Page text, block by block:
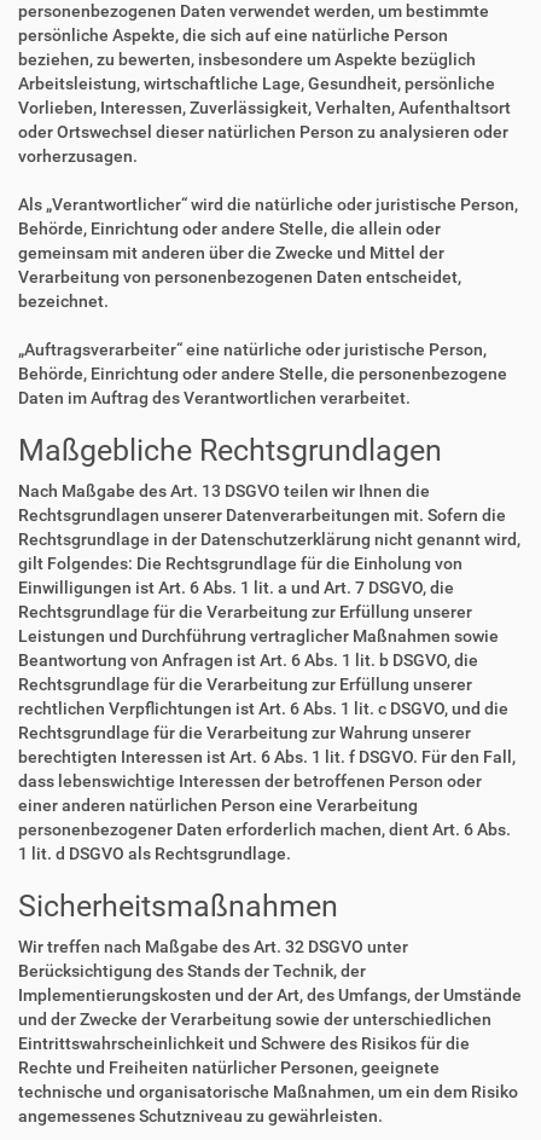
personenbezogenen Daten verwendet werden, um bestimmte
persönliche Aspekte, die sich auf eine natürliche Person
beziehen, zu bewerten, insbesondere um Aspekte bezüglich
Arbeitsleistung, wirtschaftliche Lage, Gesundheit, persönliche
Vorlieben, Interessen, Zuverlässigkeit, Verhalten, Aufenthaltsort
oder Ortswechsel dieser natürlichen Person zu analysieren oder
vorherzusagen.
Als „Verantwortlicher“ wird die natürliche oder juristische Person,
Behörde, Einrichtung oder andere Stelle, die allein oder
gemeinsam mit anderen über die Zwecke und Mittel der
Verarbeitung von personenbezogenen Daten entscheidet,
bezeichnet.
„Auftragsverarbeiter“ eine natürliche oder juristische Person,
Behörde, Einrichtung oder andere Stelle, die personenbezogene
Daten im Auftrag des Verantwortlichen verarbeitet.
Maßgebliche Rechtsgrundlagen
Nach Maßgabe des Art. 13 DSGVO teilen wir Ihnen die
Rechtsgrundlagen unserer Datenverarbeitungen mit. Sofern die
Rechtsgrundlage in der Datenschutzerklärung nicht genannt wird,
gilt Folgendes: Die Rechtsgrundlage für die Einholung von
Einwilligungen ist Art. 6 Abs. 1 lit. a und Art. 7 DSGVO, die
Rechtsgrundlage für die Verarbeitung zur Erfüllung unserer
Leistungen und Durchführung vertraglicher Maßnahmen sowie
Beantwortung von Anfragen ist Art. 6 Abs. 1 lit. b DSGVO, die
Rechtsgrundlage für die Verarbeitung zur Erfüllung unserer
rechtlichen Verpflichtungen ist Art. 6 Abs. 1 lit. c DSGVO, und die
Rechtsgrundlage für die Verarbeitung zur Wahrung unserer
berechtigten Interessen ist Art. 6 Abs. 1 lit. f DSGVO. Für den Fall,
dass lebenswichtige Interessen der betroffenen Person oder
einer anderen natürlichen Person eine Verarbeitung
personenbezogener Daten erforderlich machen, dient Art. 6 Abs.
1 lit. d DSGVO als Rechtsgrundlage.
Sicherheitsmaßnahmen
Wir treffen nach Maßgabe des Art. 32 DSGVO unter
Berücksichtigung des Stands der Technik, der
Implementierungskosten und der Art, des Umfangs, der Umstände
und der Zwecke der Verarbeitung sowie der unterschiedlichen
Eintrittswahrscheinlichkeit und Schwere des Risikos für die
Rechte und Freiheiten natürlicher Personen, geeignete
technische und organisatorische Maßnahmen, um ein dem Risiko
angemessenes Schutzniveau zu gewährleisten.